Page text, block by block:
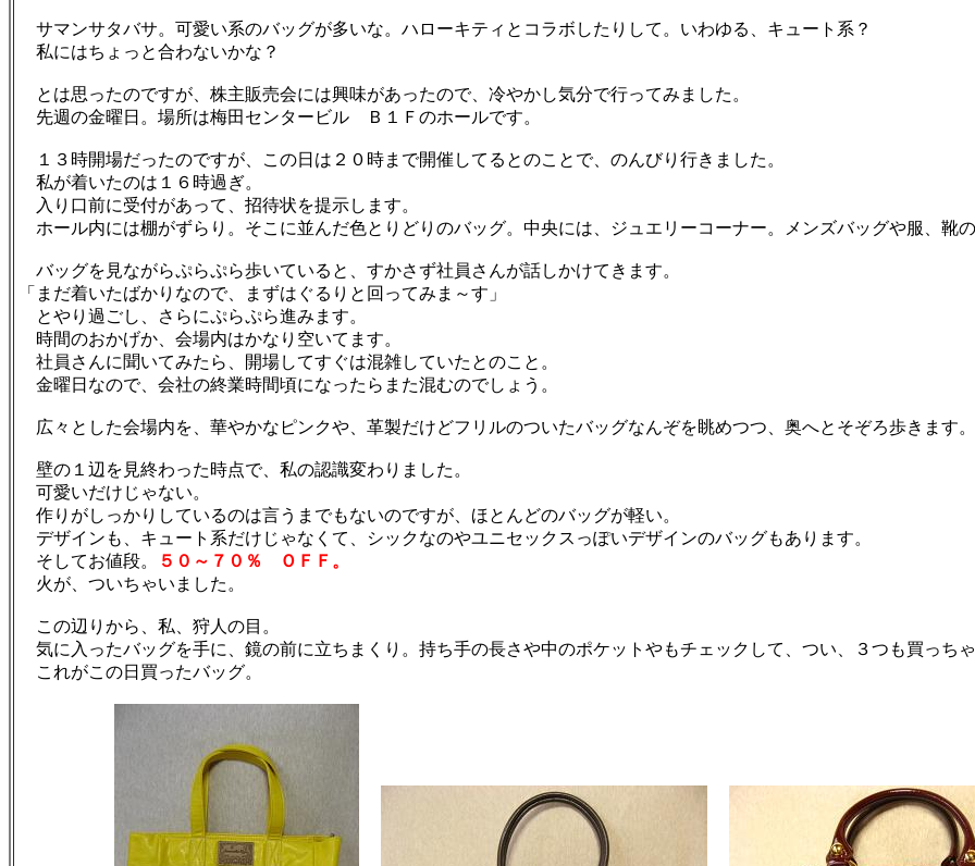
サマンサタバサ。可愛い系のバッグが多いな。ハローキティとコラボしたりして。いわゆる、キュート系？
私にはちょっと合わないかな？
とは思ったのですが、株主販売会には興味があったので、冷やかし気分で行ってみました。
先週の金曜日。場所は梅田センタービル Ｂ１Ｆのホールです。
１３時開場だったのですが、この日は２０時まで開催してるとのことで、のんびり行きました。
私が着いたのは１６時過ぎ。
入り口前に受付があって、招待状を提示します。
ホール内には棚がずらり。そこに並んだ色とりどりのバッグ。中央には、ジュエリーコーナー。メンズバッグや服、靴の
バッグを見ながらぷらぷら歩いていると、すかさず社員さんが話しかけてきます。
「まだ着いたばかりなので、まずはぐるりと回ってみま～す」
とやり過ごし、さらにぷらぷら進みます。
時間のおかげか、会場内はかなり空いてます。
社員さんに聞いてみたら、開場してすぐは混雑していたとのこと。
金曜日なので、会社の終業時間頃になったらまた混むのでしょう。
広々とした会場内を、華やかなピンクや、革製だけどフリルのついたバッグなんぞを眺めつつ、奥へとそぞろ歩きます。
壁の１辺を見終わった時点で、私の認識変わりました。
可愛いだけじゃない。
作りがしっかりしているのは言うまでもないのですが、ほとんどのバッグが軽い。
デザインも、キュート系だけじゃなくて、シックなのやユニセックスっぽいデザインのバッグもあります。
そしてお値段。
５０～７０％ ＯＦＦ。
火が、ついちゃいました。
この辺りから、私、狩人の目。
気に入ったバッグを手に、鏡の前に立ちまくり。持ち手の長さや中のポケットやもチェックして、つい、３つも買っちゃ
これがこの日買ったバッグ。